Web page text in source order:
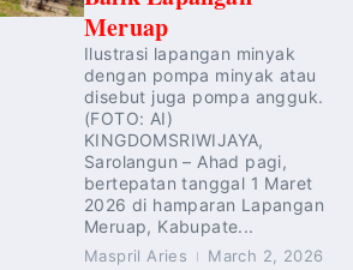
Meruap
Ilustrasi lapangan minyak
dengan pompa minyak atau
disebut juga pompa angguk.
(FOTO: AI)
KINGDOMSRIWIJAYA,
Sarolangun – Ahad pagi,
bertepatan tanggal 1 Maret
2026 di hamparan Lapangan
Meruap, Kabupate...
Maspril Aries March 2, 2026